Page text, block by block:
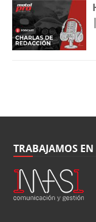
TRABAJAMOS EN